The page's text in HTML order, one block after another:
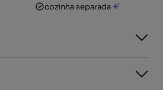
cozinha separada